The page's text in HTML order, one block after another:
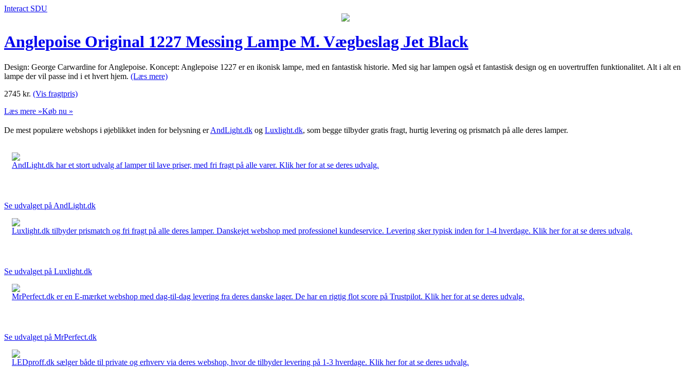
Interact SDU
Anglepoise Original 1227 Messing Lampe M. Vægbeslag Jet Black
Design: George Carwardine for Anglepoise. Koncept: Anglepoise 1227 er en ikonisk lampe, med en fantastisk historie. Med sig har lampen også et fantastisk design og en uovertruffen funktionalitet. Alt i alt en
lampe der vil passe ind i et hvert hjem. (Læs mere)
2745 kr. (Vis fragtpris)
Læs mere »Køb nu »
De mest populære webshops i øjeblikket inden for belysning erAndLight.dk og Luxlight.dk, som begge tilbyder gratis fragt, hurtig levering og prismatch på alle deres lamper.
AndLight.dk har et stort udvalg af lamper til lave priser, med fri fragt på alle varer. Klik her for at se deres udvalg.
Se udvalget på AndLight.dk
Luxlight.dk tilbyder prismatch og fri fragt på alle deres lamper. Danskejet webshop med professionel kundeservice. Levering sker typisk inden for 1-4 hverdage. Klik her for at se deres udvalg.
Se udvalget på Luxlight.dk
MrPerfect.dk er en E-mærket webshop med dag-til-dag levering fra deres danske lager. De har en rigtig flot score på Trustpilot. Klik her for at se deres udvalg.
Se udvalget på MrPerfect.dk
LEDproff.dk sælger både til private og erhverv via deres webshop, hvor de tilbyder levering på 1-3 hverdage. Klik her for at se deres udvalg.